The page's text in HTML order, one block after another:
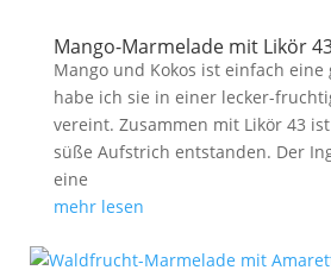
Mango-Marmelade mit Likör
Mango und Kokos ist einfach eine
habe ich sie in einer lecker-
vereint. Zusammen mit Likör 43
süße Aufstrich entstanden. Der
eine
mehr lesen